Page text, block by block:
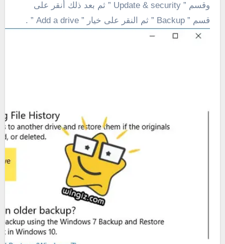
وقسم ” Update & security ” ثم بعد ذلك أنقر على
قسم ” Backup ” ثم النقر على خيار ” Add a drive ” .